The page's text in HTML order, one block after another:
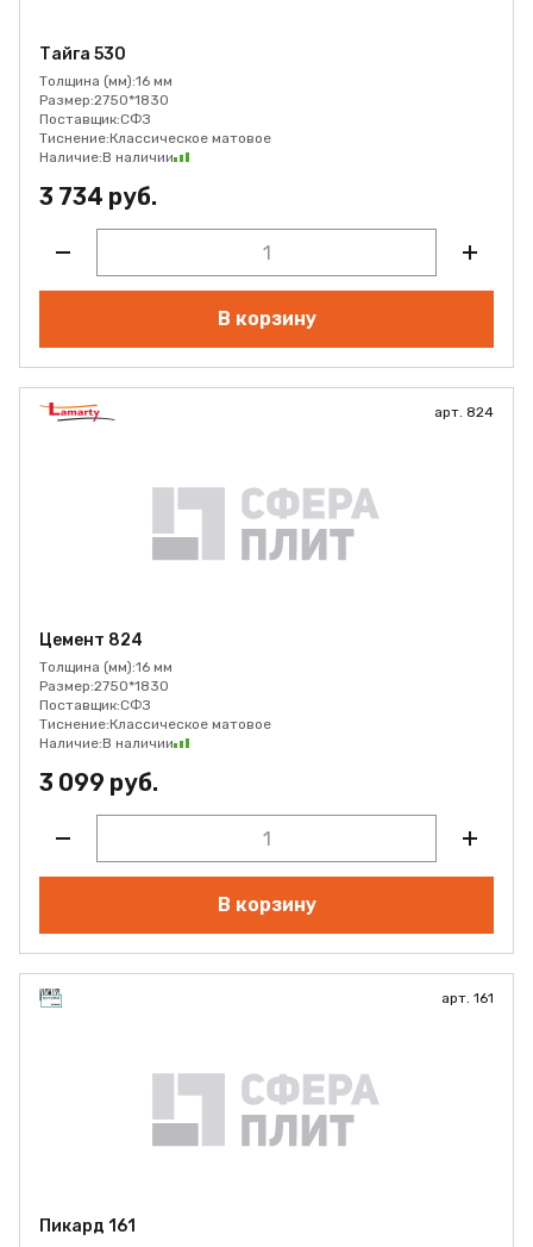
Тайга 530
Толщина (мм):16 мм
Размер:2750*1830
Поставщик:СФЗ
Тиснение:Классическое матовое
Наличие:В наличии
3 734 руб.
В корзину
арт. 824
Цемент 824
Толщина (мм):16 мм
Размер:2750*1830
Поставщик:СФЗ
Тиснение:Классическое матовое
Наличие:В наличии
3 099 руб.
В корзину
арт. 161
Пикард 161